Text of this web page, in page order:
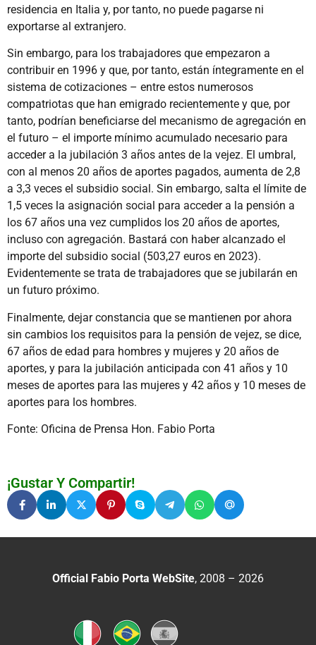
residencia en Italia y, por tanto, no puede pagarse ni
exportarse al extranjero.
Sin embargo, para los trabajadores que empezaron a
contribuir en 1996 y que, por tanto, están íntegramente en el
sistema de cotizaciones – entre estos numerosos
compatriotas que han emigrado recientemente y que, por
tanto, podrían beneficiarse del mecanismo de agregación en
el futuro – el importe mínimo acumulado necesario para
acceder a la jubilación 3 años antes de la vejez. El umbral,
con al menos 20 años de aportes pagados, aumenta de 2,8
a 3,3 veces el subsidio social. Sin embargo, salta el límite de
1,5 veces la asignación social para acceder a la pensión a
los 67 años una vez cumplidos los 20 años de aportes,
incluso con agregación. Bastará con haber alcanzado el
importe del subsidio social (503,27 euros en 2023).
Evidentemente se trata de trabajadores que se jubilarán en
un futuro próximo.
Finalmente, dejar constancia que se mantienen por ahora
sin cambios los requisitos para la pensión de vejez, se dice,
67 años de edad para hombres y mujeres y 20 años de
aportes, y para la jubilación anticipada con 41 años y 10
meses de aportes para las mujeres y 42 años y 10 meses de
aportes para los hombres.
Fonte: Oficina de Prensa Hon. Fabio Porta
¡Gustar Y Compartir!
Official Fabio Porta WebSite, 2008 – 2026